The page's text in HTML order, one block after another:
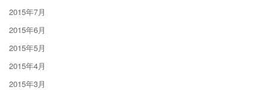
2015年7月
2015年6月
2015年5月
2015年4月
2015年3月